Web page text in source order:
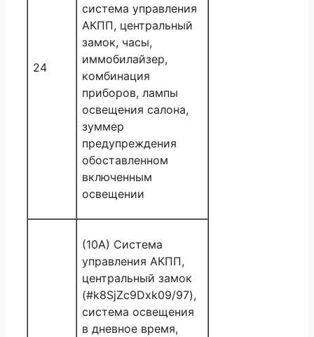
24
система управления
АКПП, центральный
замок, часы,
иммобилайзер,
комбинация
приборов, лампы
освещения салона,
зуммер
предупреждения
обоставленном
включенным
освещении
(10A) Система
управления АКПП,
центральный замок
(#k8SjZc9Dxk09/97),
система освещения
в дневное время,